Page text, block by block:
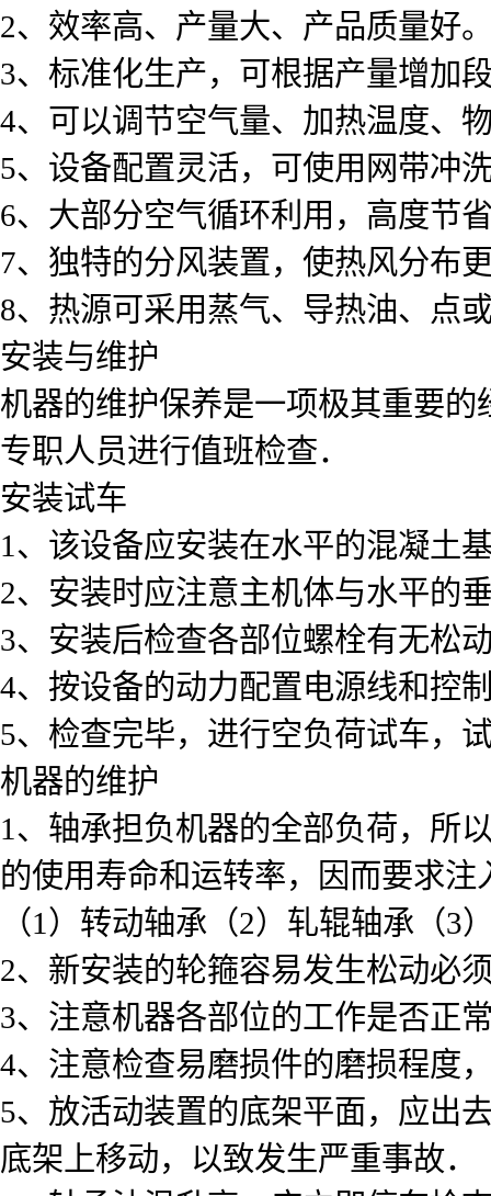
2、效率高、产量大、产品质量好
3、标准化生产，可根据产量增加
4、可以调节空气量、加热温度、
5、设备配置灵活，可使用网带冲
6、大部分空气循环利用，高度节
7、独特的分风装置，使热风分布
8、热源可采用蒸气、导热油、点
安装与维护
机器的维护保养是一项极其重要
专职人员进行值班检查．
安装试车
1、该设备应安装在水平的混凝土
2、安装时应注意主机体与水平的
3、安装后检查各部位螺栓有无松
4、按设备的动力配置电源线和控
5、检查完毕，进行空负荷试车，
机器的维护
1、轴承担负机器的全部负荷，所
的使用寿命和运转率，因而要求
（1）转动轴承（2）轧辊轴承（3
2、新安装的轮箍容易发生松动必
3、注意机器各部位的工作是否正
4、注意检查易磨损件的磨损程度
5、放活动装置的底架平面，应出
底架上移动，以致发生严重事故．